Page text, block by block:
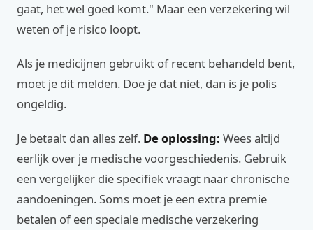
gaat, het wel goed komt." Maar een verzekering wil
weten of je risico loopt.
Als je medicijnen gebruikt of recent behandeld bent,
moet je dit melden. Doe je dat niet, dan is je polis
ongeldig.
Je betaalt dan alles zelf. De oplossing: Wees altijd
eerlijk over je medische voorgeschiedenis. Gebruik
een vergelijker die specifiek vraagt naar chronische
aandoeningen. Soms moet je een extra premie
betalen of een speciale medische verzekering